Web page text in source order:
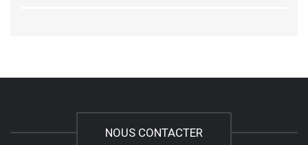
NOUS CONTACTER